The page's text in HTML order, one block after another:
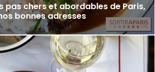
pas chers et abordables de Paris,
bonnes adresses